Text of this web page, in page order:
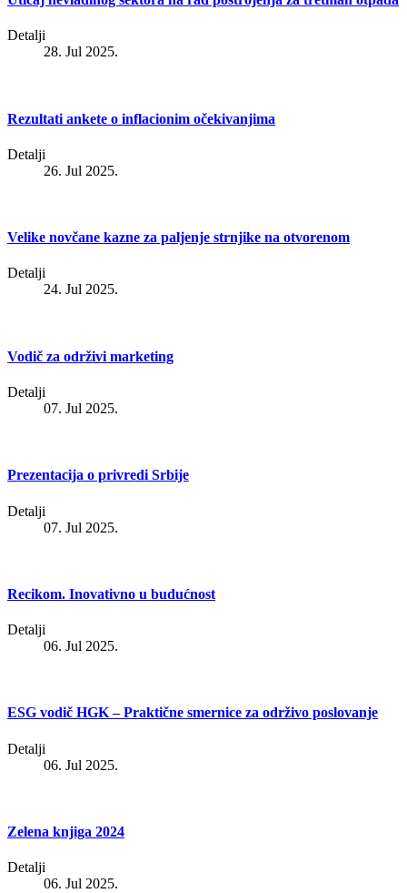
Detalji
28. Jul 2025.
Rezultati ankete o inflacionim očekivanjima
Detalji
26. Jul 2025.
Velike novčane kazne za paljenje strnjike na otvorenom
Detalji
24. Jul 2025.
Vodič za održivi marketing
Detalji
07. Jul 2025.
Prezentacija o privredi Srbije
Detalji
07. Jul 2025.
Recikom. Inovativno u budućnost
Detalji
06. Jul 2025.
ESG vodič HGK – Praktične smernice za održivo poslovanje
Detalji
06. Jul 2025.
Zelena knjiga 2024
Detalji
06. Jul 2025.